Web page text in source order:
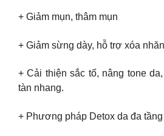
+ Giảm mụn, thâm mụn
+ Giảm sừng dày, hỗ trợ xóa
+ Cải thiện sắc tố, nâng tone
tàn nhang.
+ Phương pháp Detox da đa tầng